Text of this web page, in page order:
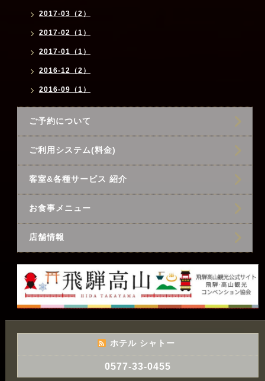
2017-03（2）
2017-02（1）
2017-01（1）
2016-12（2）
2016-09（1）
ご予約について
ご利用システム(料金)
客室&各種サービス 紹介
お食事メニュー
店舗情報
ホテル シャトー
0577-33-0455